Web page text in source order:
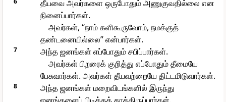
தீயவை அவர்களை ஒருபோதும் அணுகுவதில்லை என
நினைப்பார்கள்.
அவர்கள், “நாம் களிகூருவோம், நமக்குத்
தண்டனையில்லை” என்பார்கள்.
7
அந்த ஜனங்கள் எப்போதும் சபிப்பார்கள்.
அவர்கள் பிறரைக் குறித்து எப்போதும் தீமையே
பேசுவார்கள். அவர்கள் தீயவற்றையே திட்டமிடுவார்கள்.
8
அந்த ஜனங்கள் மறைவிடங்களில் இருந்து